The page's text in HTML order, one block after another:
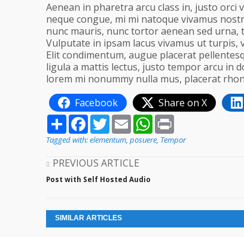
Aenean in pharetra arcu class in, justo orci
neque congue, mi mi natoque vivamus
nunc mauris, nunc tortor aenean sed
Vulputate in ipsam lacus vivamus ut turpis,
Elit condimentum, augue placerat
ligula a mattis lectus, justo tempor arcu in
lorem mi nonummy nulla mus, placerat
Facebook
Share on X
ShareFacebook
TwitterEmailWhatsApp
Tagged with:elementum, posuere, Tempor
PREVIOUS ARTICLE
Post with Self Hosted Audio
SIMILAR ARTICLES